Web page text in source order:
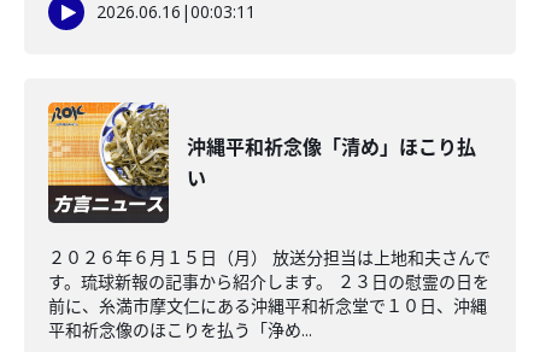
2026.06.16 |00:03:11
沖縄平和祈念像「清め」ほこり払
い
２０２６年６月１５日（月） 放送分担当は上地和夫さんで
す。琉球新報の記事から紹介します。 ２３日の慰霊の日を
前に、糸満市摩文仁にある沖縄平和祈念堂で１０日、沖縄
平和祈念像のほこりを払う「浄め...